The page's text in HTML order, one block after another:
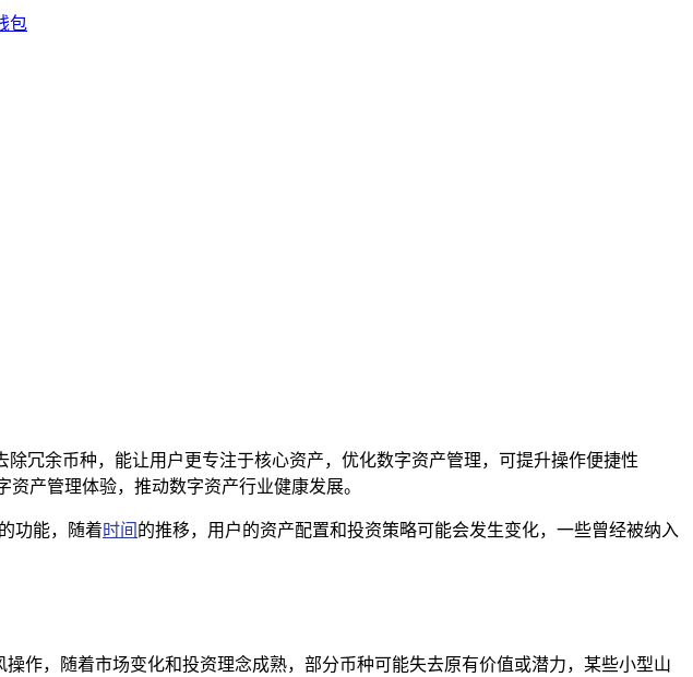
冗余币种，能让用户更专注于核心资产，优化数字资产管理，可提升操作便捷性
产管理体验，推动数字资产行业健康发展。
功能，随着时间 的推移，用户的资产配置和投资策略可能会发生变化，一些曾经被纳入
作，随着市场变化和投资理念成熟，部分币种可能失去原有价值或潜力，某些小型山